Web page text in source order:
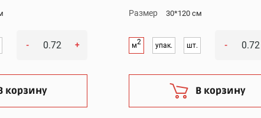
- +
корзину
Размер 30*120 см
м2 упак. шт. -
В корзину